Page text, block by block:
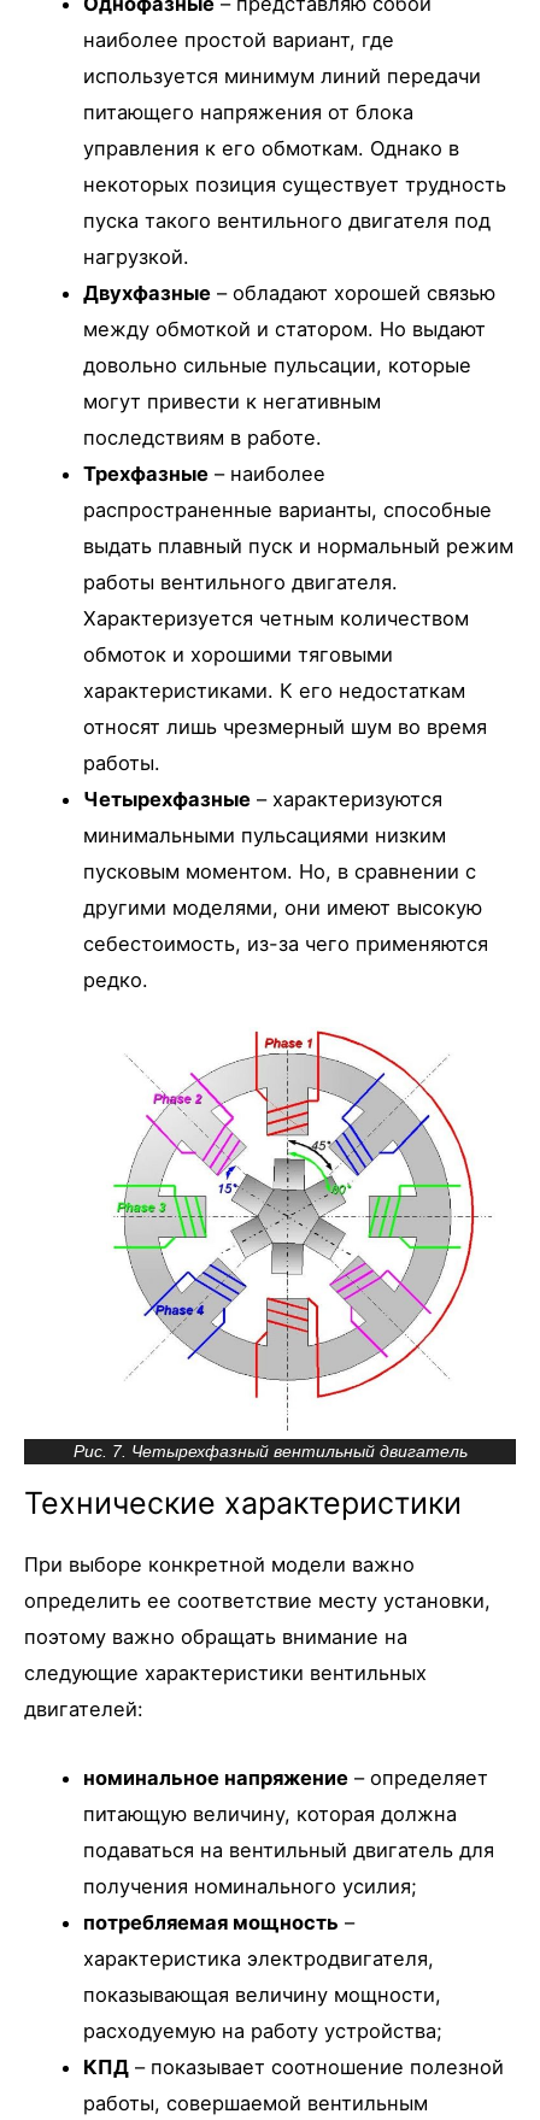
наиболее простой вариант, где
используется минимум линий передачи
питающего напряжения от блока
управления к его обмоткам. Однако в
некоторых позиция существует трудность
пуска такого вентильного двигателя под
нагрузкой.
Двухфазные – обладают хорошей связью
между обмоткой и статором. Но выдают
довольно сильные пульсации, которые
могут привести к негативным
последствиям в работе.
Трехфазные – наиболее
распространенные варианты, способные
выдать плавный пуск и нормальный режим
работы вентильного двигателя.
Характеризуется четным количеством
обмоток и хорошими тяговыми
характеристиками. К его недостаткам
относят лишь чрезмерный шум во время
работы.
Четырехфазные – характеризуются
минимальными пульсациями низким
пусковым моментом. Но, в сравнении с
другими моделями, они имеют высокую
себестоимость, из-за чего применяются
редко.
Рис. 7. Четырехфазный вентильный двигатель
Технические характеристики
При выборе конкретной модели важно
определить ее соответствие месту установки,
поэтому важно обращать внимание на
следующие характеристики вентильных
двигателей:
номинальное напряжение – определяет
питающую величину, которая должна
подаваться на вентильный двигатель для
получения номинального усилия;
потребляемая мощность –
характеристика электродвигателя,
показывающая величину мощности,
расходуемую на работу устройства;
КПД – показывает соотношение полезной
работы, совершаемой вентильным